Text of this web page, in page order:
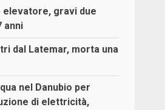
elevatore, gravi due
anni
dal Latemar, morta una
nel Danubio per
di elettricità,